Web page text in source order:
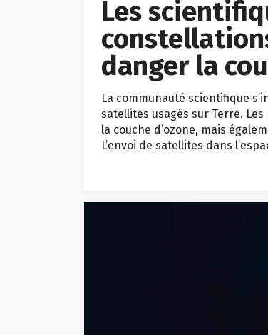
Les
danger la
La communauté scientifique
satellites usagés sur Terre.
la couche d’ozone, mais
L’envoi de satellites dans